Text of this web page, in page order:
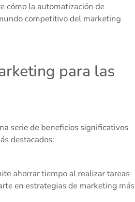
cómo la automatización de
competitivo del marketing
para las
serie de beneficios significativos
destacados:
ahorrar tiempo al realizar tareas
en estrategias de marketing más